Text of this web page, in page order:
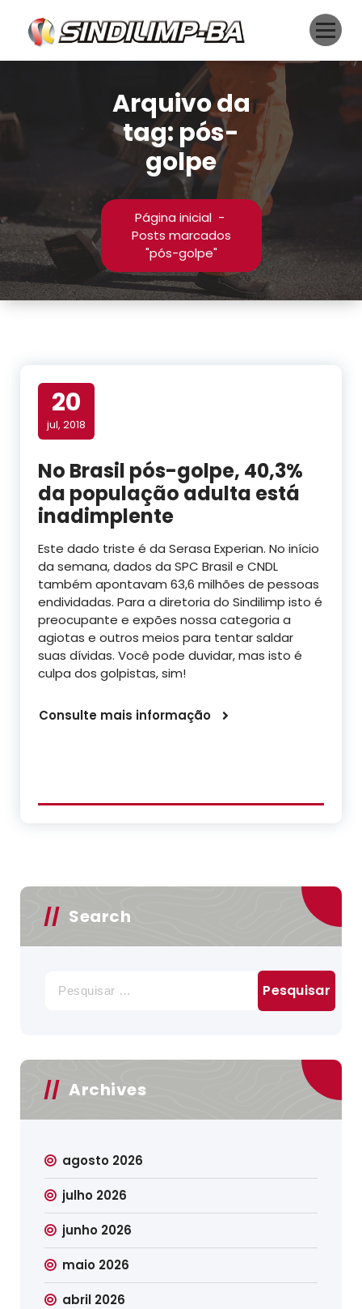
conteúdo
Arquivo da
tag: pós-
golpe
Página inicial-
Posts marcados
"pós-golpe"
20
jul, 2018
No Brasil pós-golpe, 40,3%
da população adulta está
inadimplente
Este dado triste é da Serasa Experian. No início
da semana, dados da SPC Brasil e CNDL
também apontavam 63,6 milhões de pessoas
endividadas. Para a diretoria do Sindilimp isto é
preocupante e expões nossa categoria a
agiotas e outros meios para tentar saldar
suas dívidas. Você pode duvidar, mas isto é
culpa dos golpistas, sim!
Consulte mais informação
Search
por:
Archives
agosto 2026
julho 2026
junho 2026
maio 2026
abril 2026